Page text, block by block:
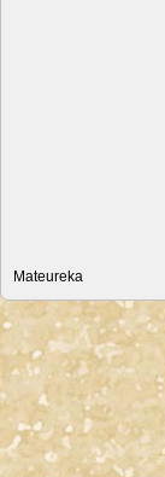
Mateureka